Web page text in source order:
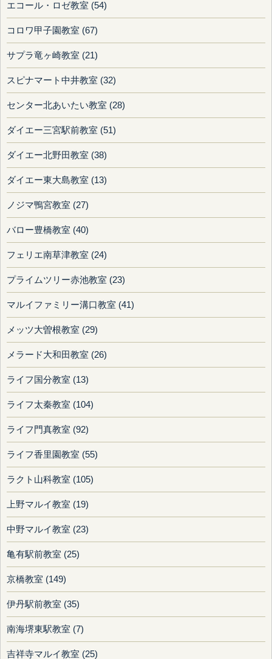
エコール・ロゼ教室 (54)
コロワ甲子園教室 (67)
サプラ竜ヶ崎教室 (21)
スピナマート中井教室 (32)
センター北あいたい教室 (28)
ダイエー三宮駅前教室 (51)
ダイエー北野田教室 (38)
ダイエー東大島教室 (13)
ノジマ鴨宮教室 (27)
バロー豊橋教室 (40)
フェリエ南草津教室 (24)
プライムツリー赤池教室 (23)
マルイファミリー溝口教室 (41)
メッツ大曽根教室 (29)
メラード大和田教室 (26)
ライフ国分教室 (13)
ライフ太秦教室 (104)
ライフ門真教室 (92)
ライフ香里園教室 (55)
ラクト山科教室 (105)
上野マルイ教室 (19)
中野マルイ教室 (23)
亀有駅前教室 (25)
京橋教室 (149)
伊丹駅前教室 (35)
南海堺東駅教室 (7)
吉祥寺マルイ教室 (25)